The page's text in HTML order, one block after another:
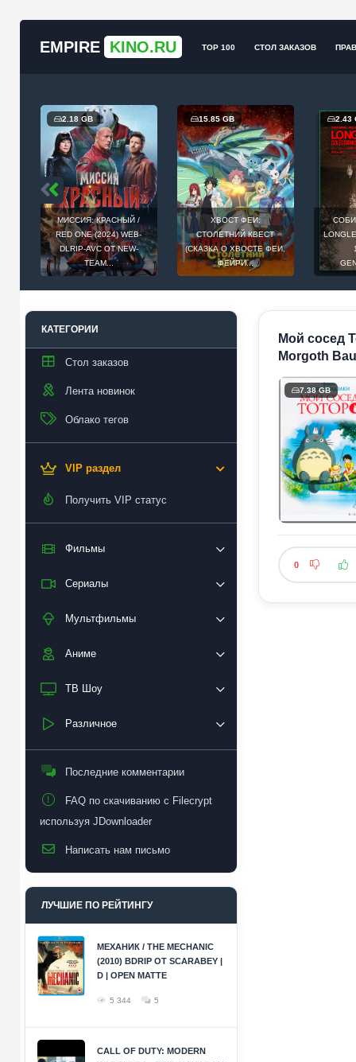
EMPIRE KINO.RU TOP 100 СТОЛ ЗАКАЗОВ
2.18 GB
МИССИЯ: КРАСНЫЙ /
RED ONE (2024) WEB-
DLRIP-AVC ОТ NEW-
TEAM...
15.85 GB
ХВОСТ ФЕИ:
СТОЛЕТНИЙ КВЕСТ
(СКАЗКА О ХВОСТЕ ФЕИ,
ФЕЙРИ...
2.43
КАТЕГОРИИ
Стол заказов
Лента новинок
Облако тегов
VIP раздел
Получить VIP статус
Фильмы
Сериалы
Мультфильмы
Аниме
ТВ Шоу
Различное
Последние комментарии
FAQ по скачиванию с Filecrypt
используя JDownloader
Написать нам письмо
ЛУЧШИЕ ПО РЕЙТИНГУ
МЕХАНИК / THE MECHANIC
(2010) BDRIP ОТ SCARABEY |
D | OPEN MATTE
5 344 5
CALL OF DUTY: MODERN
Мой сосед
Morgoth
7.38 GB
0